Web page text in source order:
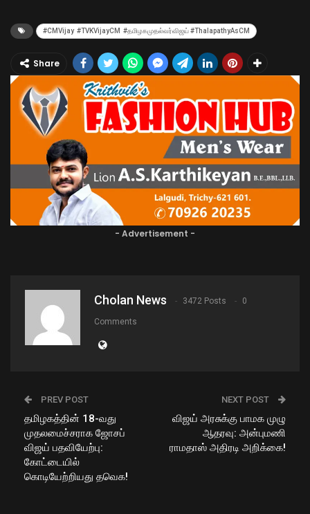
​#CMVijay ​#TVKVijayCM ​#தமிழகமுதல்வர்விஜய் ​#ThalapathyAsCM
Share
- Advertisement -
Cholan News 3472 Posts 0
Comments
PREV POST
தமிழகத்தின் 18-வது
முதலமைச்சராக ஜோசப்
விஜய் பதவியேற்பு:
கோட்டையில்
கொடியேற்றியது தவெக!
NEXT POST
விஜய் அரசுக்கு பாமக முழு
ஆதரவு: அன்புமணி
ராமதாஸ் அதிரடி அறிக்கை!